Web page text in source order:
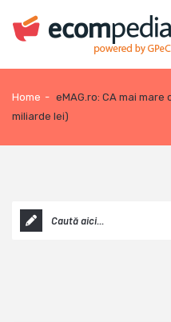
Home - eMAG.ro: CA mai mare
miliarde lei)